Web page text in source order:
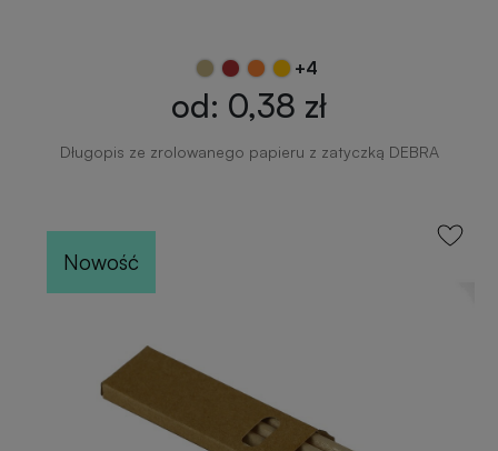
+4
od: 0,38 zł
Długopis ze zrolowanego papieru z zatyczką DEBRA
Nowość